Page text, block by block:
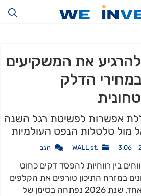
את המשקיעים
הדלק
אפשרות לפשיטת רגל השנה
מול טלטלות הנפט העולמיות
.WALL st הגב
בין רווחיות להפסד דקים כחוט
במזרח התיכון טורפים את הקלפים
עבור סוחרים ומשקיעים כאחד. שנת 2026 נפתחה בסימן של